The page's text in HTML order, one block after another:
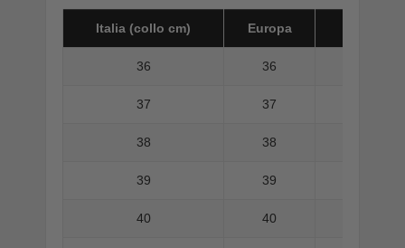
Italia (collo cm) Europa
36 36
37 37
38 38
39 39
40 40